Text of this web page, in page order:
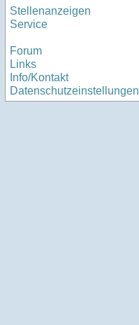
Stellenanzeigen
Service
Forum
Links
Info/Kontakt
Datenschutzeinstellungen